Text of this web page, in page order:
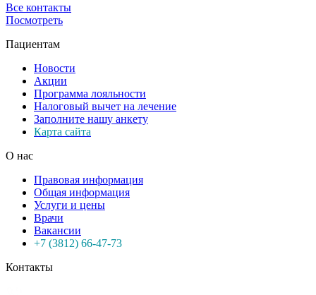
Все контакты
Посмотреть
Пациентам
Новости
Акции
Программа лояльности
Налоговый вычет на лечение
Заполните нашу анкету
Карта сайта
О нас
Правовая информация
Общая информация
Услуги и цены
Врачи
Вакансии
+7 (3812) 66-47-73
Контакты